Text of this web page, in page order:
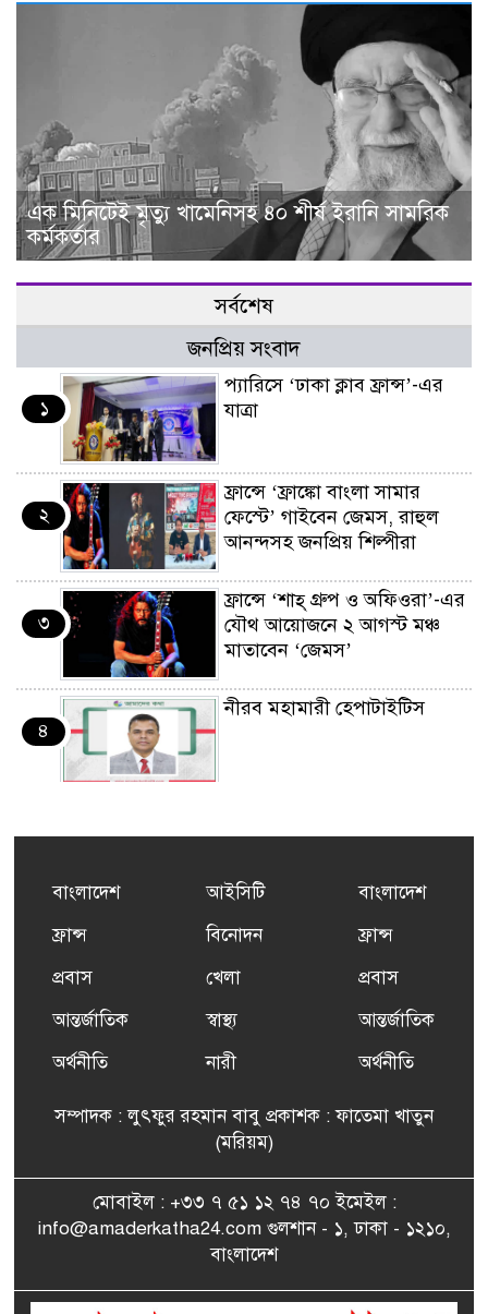
এক মিনিটেই মৃত্যু খামেনিসহ ৪০ শীর্ষ ইরানি সামরিক
কর্মকর্তার
সর্বশেষ
জনপ্রিয় সংবাদ
১
প্যারিসে ‘ঢাকা ক্লাব ফ্রান্স’-এর
যাত্রা
২
ফ্রান্সে ‘ফ্রাঙ্কো বাংলা সামার
ফেস্টে’ গাইবেন জেমস, রাহুল
আনন্দসহ জনপ্রিয় শিল্পীরা
৩
ফ্রান্সে ‘শাহ্ গ্রুপ ও অফিওরা’-এর
যৌথ আয়োজনে ২ আগস্ট মঞ্চ
মাতাবেন ‘জেমস’
৪
নীরব মহামারী হেপাটাইটিস
৫
এর সম্পূর্ণ বিনামূল্যের সুশি
ফ্রান্সসহ ইউরোপীয় দেশসমূহে
দাবদাহ: কারণ, প্রভাব ও করণীয়
ফ্রান্সে সংবর্ধিত হলেন যুক্তরাজ্য
বিএনপি’র আহ্বায়ক কমিটির
সাংবাদিকতায় কৃতিত্বের পুরস্কার
এমপি মমতাজ আলোকে
জেলা প্রবাসী এসোসিয়েশন’
বাংলাদেশ
ফ্রান্স
প্রবাস
আন্তর্জাতিক
অর্থনীতি
আইসিটি
বিনোদন
খেলা
স্বাস্থ্য
নারী
বাংলাদেশ
ফ্রান্স
প্রবাস
আন্তর্জাতিক
অর্থনীতি
সম্পাদক : লুৎফুর রহমান বাবু প্রকাশক : ফাতেমা খাতুন
(মরিয়ম)
মোবাইল : +৩৩ ৭ ৫১ ১২ ৭৪ ৭০ ইমেইল :
info@amaderkatha24.com গুলশান - ১, ঢাকা - ১২১০,
বাংলাদেশ